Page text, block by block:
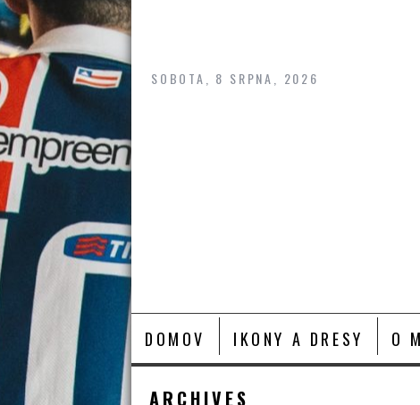
Skip
to
SOBOTA, 8 SRPNA, 2026
DOMOV IKONY A DRESY O
ARCHIVES